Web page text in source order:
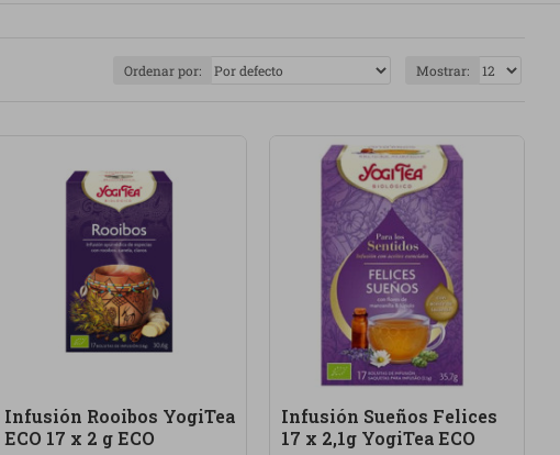
Ordenar por: Mostrar:
Infusión Rooibos YogiTea
ECO 17 x 2 g ECO
Infusión Sueños Felices
17 x 2,1g YogiTea ECO